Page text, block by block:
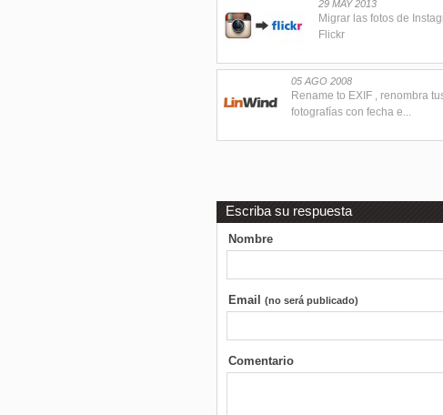
29 MAY 2013
Migrar las fotos de
Flickr
05 AGO 2008
Rename to EXIF , renombra
fotografías con fecha e...
Escriba su respuesta
Nombre
Email (no será publicado)
Comentario